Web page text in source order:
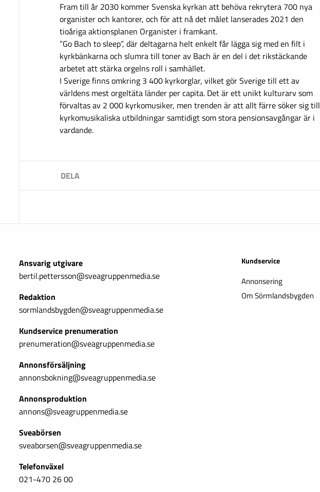
Fram till år 2030 kommer Svenska kyrkan att behöva rekrytera 700 nya
organister och kantorer, och för att nå det målet lanserades 2021 den
tioåriga aktionsplanen Organister i framkant.
”Go Bach to sleep”, där deltagarna helt enkelt får lägga sig med en filt i
kyrkbänkarna och slumra till toner av Bach är en del i det rikstäckande
arbetet att stärka orgelns roll i samhället.
I Sverige finns omkring 3 400 kyrkorglar, vilket gör Sverige till ett av
världens mest orgeltäta länder per capita. Det är ett unikt kulturarv som
förvaltas av 2 000 kyrkomusiker, men trenden är att allt färre söker sig till
kyrkomusikaliska utbildningar samtidigt som stora pensionsavgångar är i
vardande.
Ansvarig utgivare
bertil.pettersson@sveagruppenmedia.se
Redaktion
sormlandsbygden@sveagruppenmedia.se
Kundservice prenumeration
prenumeration@sveagruppenmedia.se
Annonsförsäljning
annonsbokning@sveagruppenmedia.se
Annonsproduktion
annons@sveagruppenmedia.se
Sveabörsen
sveaborsen@sveagruppenmedia.se
Telefonväxel
021-470 26 00
Kundservice
Annonsering
Om Sörmlandsbygden